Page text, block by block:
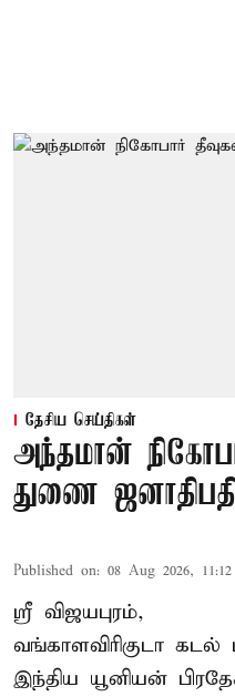
தேசிய செய்திகள்
அந்தமான்
துணை
Published on: 08 Aug 2026,
ஸ்ரீ விஜயபுரம்,
வங்காளவிரிகுடா கடல்
இந்திய யூனியன்